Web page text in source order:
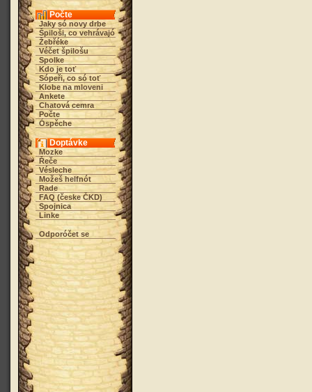
Počte
Jaky só novy drbe
Špiloši, co vehrávajó
Žebřéke
Véčet špilošu
Spolke
Kdo je toť
Sópeři, co só toť
Klobe na mloveni
Ankete
Chatová cemra
Počte
Óspěche
Doptávke
Mozke
Řeče
Vésleche
Možeš helfnót
Rade
FAQ (česke ČKD)
Spojnica
Linke
Odporóčet se